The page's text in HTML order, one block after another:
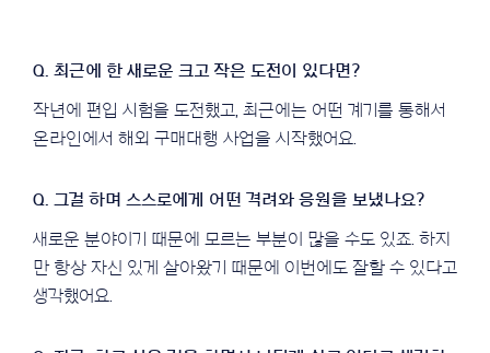
작년에 편입 시험을 도전했고, 최근에는 어떤 계기를 통해서
온라인에서 해외 구매대행 사업을 시작했어요.
새로운 분야이기 때문에 모르는 부분이 많을 수도 있죠. 하지
만 항상 자신 있게 살아왔기 때문에 이번에도 잘할 수 있다고
생각했어요.